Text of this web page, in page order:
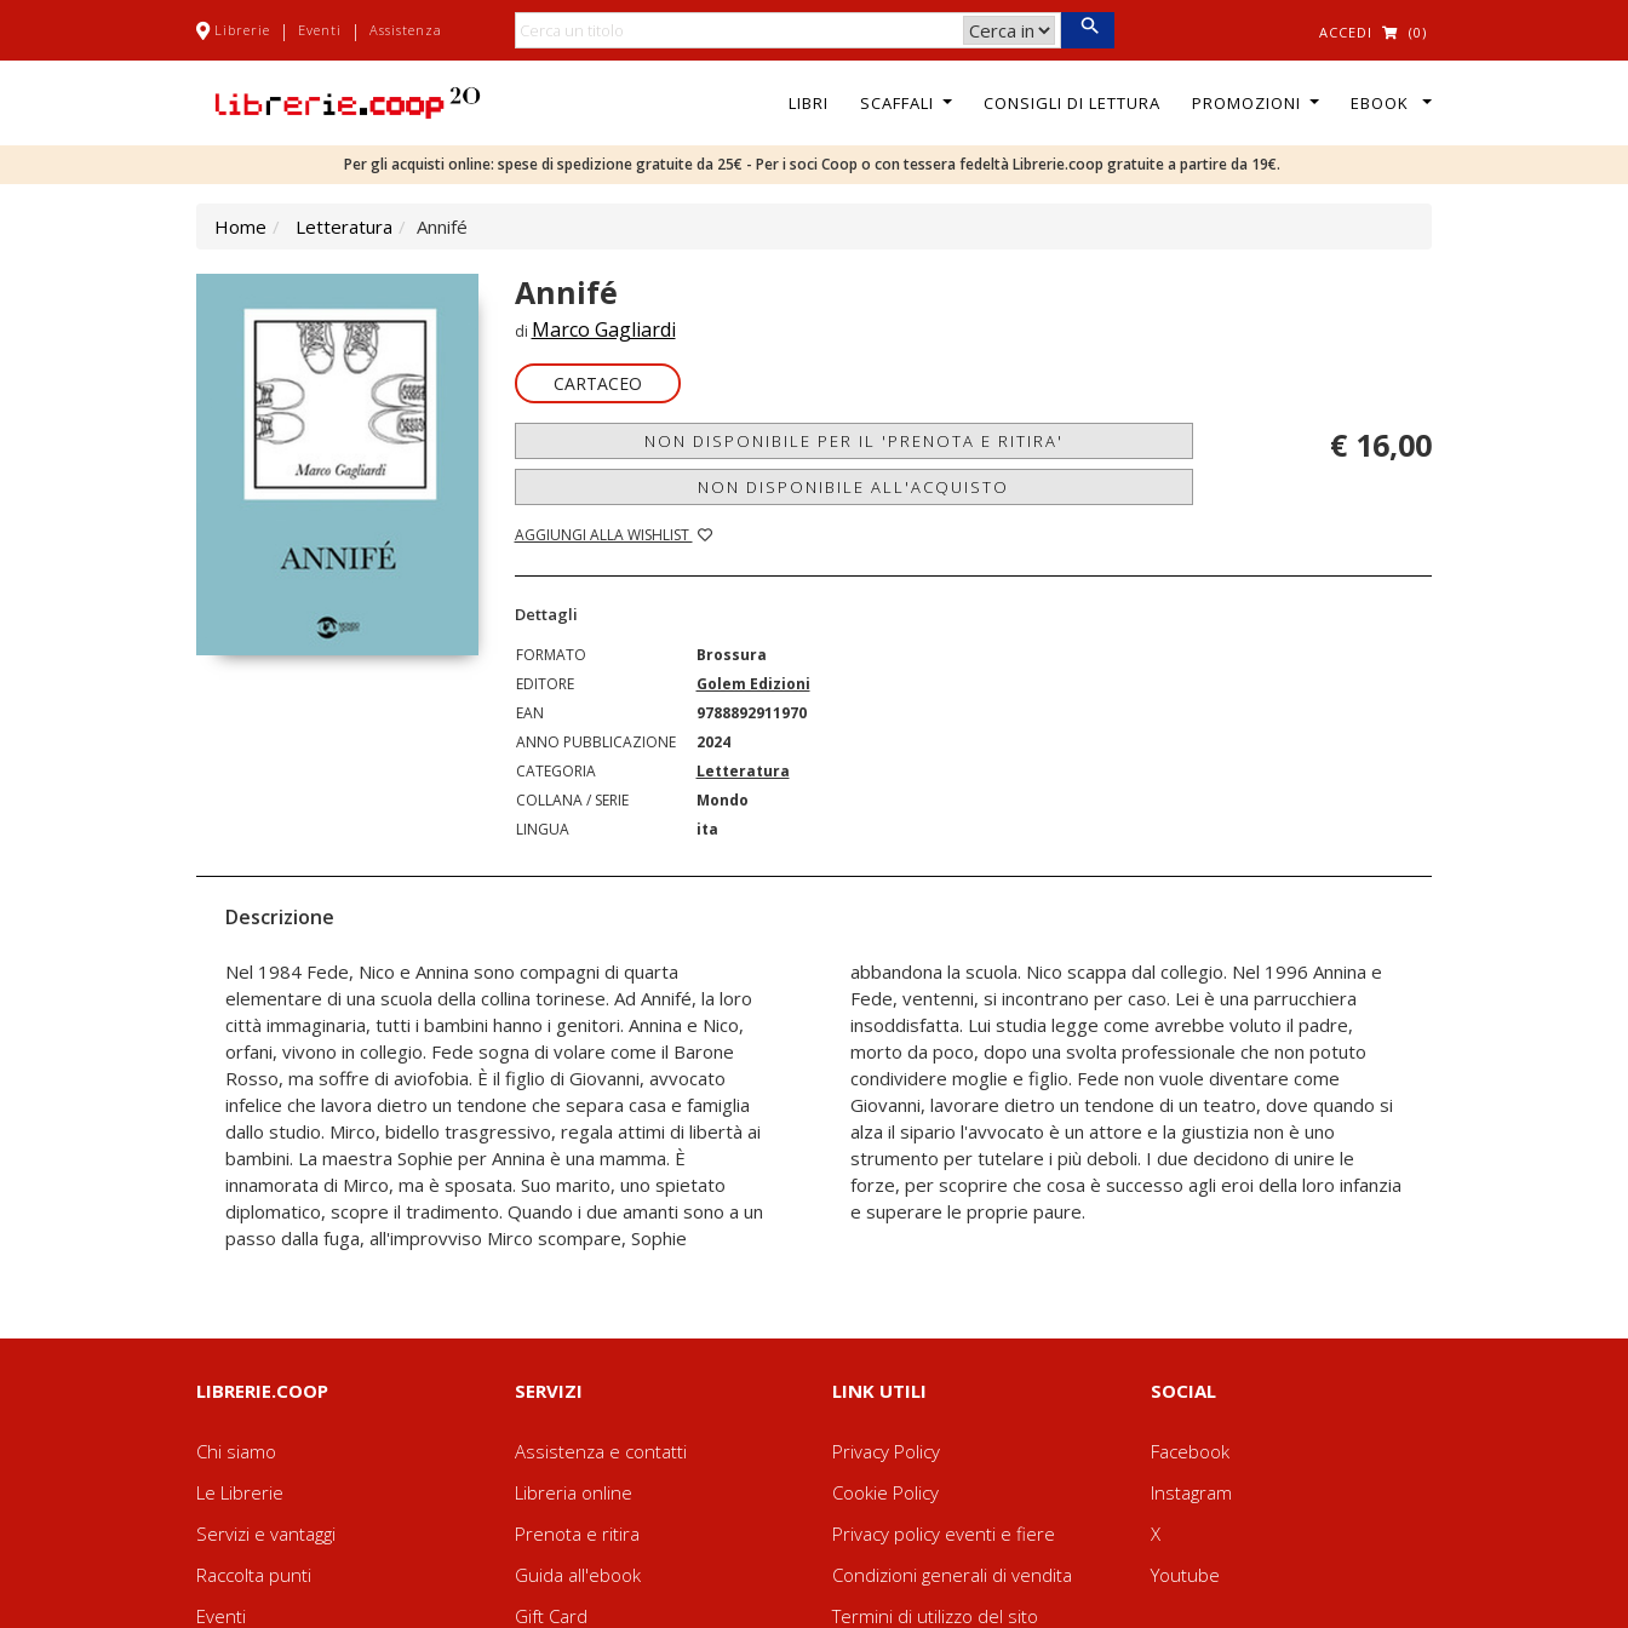
Librerie | Eventi | Assistenza ACCEDI (0)
LIBRI SCAFFALI CONSIGLI DI LETTURA PROMOZIONI EBOOK
Per gli acquisti online: spese di spedizione gratuite da 25€ - Per i soci Coop o con tessera fedeltà Librerie.coop gratuite a partire da 19€.
Home Letteratura Annifé
Annifé
di Marco Gagliardi
CARTACEO
NON DISPONIBILE PER IL 'PRENOTA E RITIRA'
NON DISPONIBILE ALL'ACQUISTO
AGGIUNGI ALLA WISHLIST
€ 16,00
Dettagli
FORMATO
Brossura
EDITORE
Golem Edizioni
EAN
9788892911970
ANNO PUBBLICAZIONE
2024
CATEGORIA
Letteratura
COLLANA / SERIE
Mondo
LINGUA
ita
Descrizione
Nel 1984 Fede, Nico e Annina sono compagni di quarta
elementare di una scuola della collina torinese. Ad Annifé, la loro
città immaginaria, tutti i bambini hanno i genitori. Annina e Nico,
orfani, vivono in collegio. Fede sogna di volare come il Barone
Rosso, ma soffre di aviofobia. È il figlio di Giovanni, avvocato
infelice che lavora dietro un tendone che separa casa e famiglia
dallo studio. Mirco, bidello trasgressivo, regala attimi di libertà ai
bambini. La maestra Sophie per Annina è una mamma. È
innamorata di Mirco, ma è sposata. Suo marito, uno spietato
diplomatico, scopre il tradimento. Quando i due amanti sono a un
passo dalla fuga, all'improvviso Mirco scompare, Sophie
abbandona la scuola. Nico scappa dal collegio. Nel 1996 Annina e
Fede, ventenni, si incontrano per caso. Lei è una parrucchiera
insoddisfatta. Lui studia legge come avrebbe voluto il padre,
morto da poco, dopo una svolta professionale che non potuto
condividere moglie e figlio. Fede non vuole diventare come
Giovanni, lavorare dietro un tendone di un teatro, dove quando si
alza il sipario l'avvocato è un attore e la giustizia non è uno
strumento per tutelare i più deboli. I due decidono di unire le
forze, per scoprire che cosa è successo agli eroi della loro infanzia
e superare le proprie paure.
LIBRERIE.COOP
Chi siamo
Le Librerie
Servizi e vantaggi
Raccolta punti
Eventi
SERVIZI
Assistenza e contatti
Libreria online
Prenota e ritira
Guida all'ebook
Gift Card
LINK UTILI
Privacy Policy
Cookie Policy
Privacy policy eventi e fiere
Condizioni generali di vendita
Termini di utilizzo del sito
SOCIAL
Facebook
Instagram
X
Youtube